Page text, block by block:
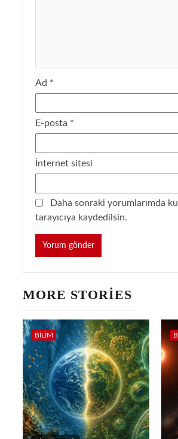
Ad *
E-posta *
İnternet sitesi
Daha sonraki yorumlarımda
tarayıcıya kaydedilsin.
MORE STORIES
BILIM